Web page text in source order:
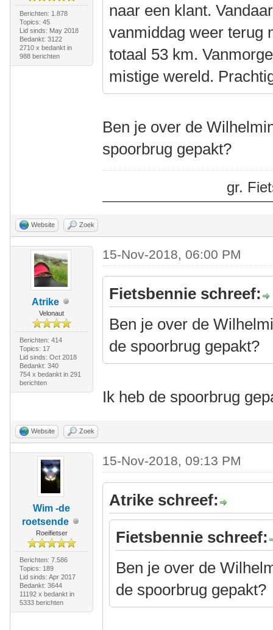
Berichten: 1.878
Topics: 45
Lid sinds: May 2018
Bedankt: 3122
2710 x bedankt in
988 berichten
naar een klant.
vanmiddag weer terug
totaal 53 km.
mistige wereld.
Ben je over de
spoorbrug gepakt?
gr.
Website Zoek
Atrike
Velonaut
Berichten: 414
Topics: 17
Lid sinds: Oct 2018
Bedankt: 340
754 x bedankt in 291
berichten
15-Nov-2018, 06:00 PM
Fietsbennie schreef:
Ben je over de
de spoorbrug gepakt?
Ik heb de spoorbrug
Website Zoek
Wim -de
roetsende
Roeifietser
Berichten: 7.586
Topics: 189
Lid sinds: Apr 2017
Bedankt: 3644
11192 x bedankt in
5333 berichten
15-Nov-2018, 09:13 PM
Atrike schreef:
Fietsbennie schreef:
Ben je over de
de spoorbrug gepakt?